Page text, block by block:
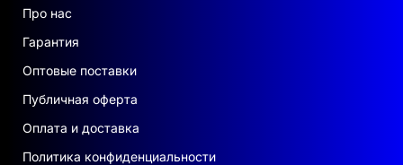
Про нас
Гарантия
Оптовые поставки
Публичная оферта
Оплата и доставка
Политика конфиденциальности